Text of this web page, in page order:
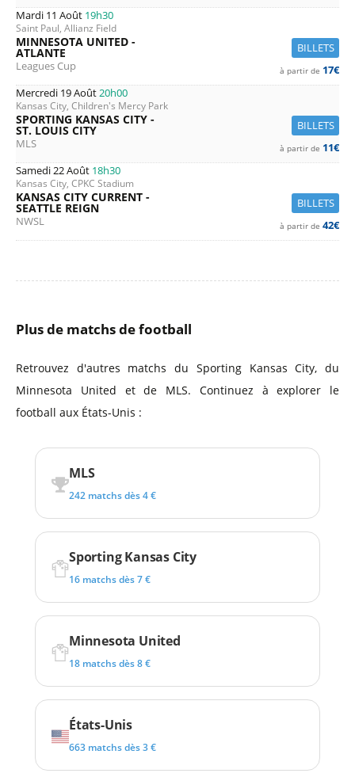
Mardi 11 Août 19h30
Saint Paul, Allianz Field
BILLETS
MINNESOTA UNITED -
ATLANTE
Leagues Cup à partir de 17€
Mercredi 19 Août20h00
Kansas City, Children's Mercy Park
BILLETS
SPORTING KANSAS CITY -
ST. LOUIS CITY
MLS à partir de 11€
Samedi 22 Août 18h30
Kansas City, CPKC Stadium
BILLETS
KANSAS CITY CURRENT -
SEATTLE REIGN
NWSL à partir de 42€
Plus de matchs de football
Retrouvez d'autres matchs du Sporting Kansas City, du
Minnesota United et de MLS. Continuez à explorer le
football aux États-Unis :
MLS
242 matchs dès 4 €
Sporting Kansas City
16 matchs dès 7 €
Minnesota United
18 matchs dès 8 €
États-Unis
663 matchs dès 3 €